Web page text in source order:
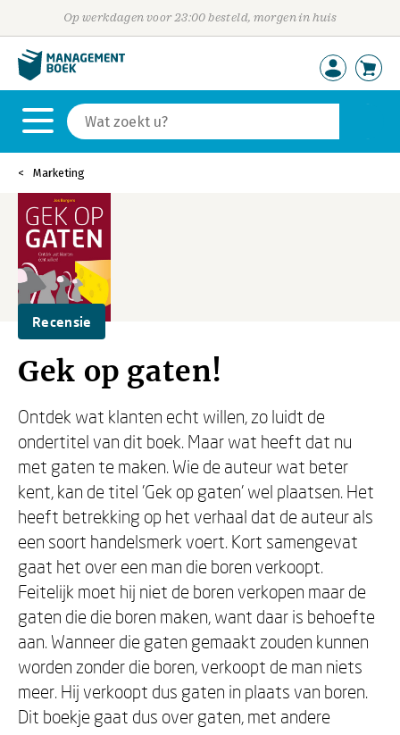
Op werkdagen voor 23:00 besteld, morgen in huis
Marketing
Recensie
Gek op gaten!
Ontdek wat klanten echt willen, zo luidt de
ondertitel van dit boek. Maar wat heeft dat nu
met gaten te maken. Wie de auteur wat beter
kent, kan de titel 'Gek op gaten' wel plaatsen. Het
heeft betrekking op het verhaal dat de auteur als
een soort handelsmerk voert. Kort samengevat
gaat het over een man die boren verkoopt.
Feitelijk moet hij niet de boren verkopen maar de
gaten die die boren maken, want daar is behoefte
aan. Wanneer die gaten gemaakt zouden kunnen
worden zonder die boren, verkoopt de man niets
meer. Hij verkoopt dus gaten in plaats van boren.
Dit boekje gaat dus over gaten, met andere